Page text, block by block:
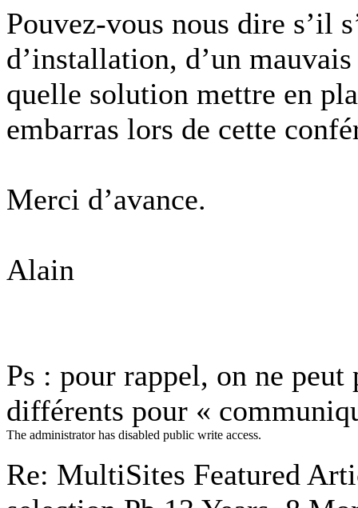
Pouvez-vous nous dire s’il
d’installation, d’un
quelle solution mettre en
embarras lors de cette
Merci d’avance.
Alain
Ps : pour rappel, on ne
différents pour «
The administrator has disabled public write access.
Re: MultiSites Featured